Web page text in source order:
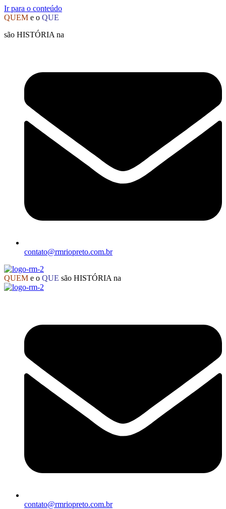
Ir para o conteúdo
QUEM e o QUE
são HISTÓRIA na
contato@rmriopreto.com.br
QUEM e o QUE são HISTÓRIA na
contato@rmriopreto.com.br